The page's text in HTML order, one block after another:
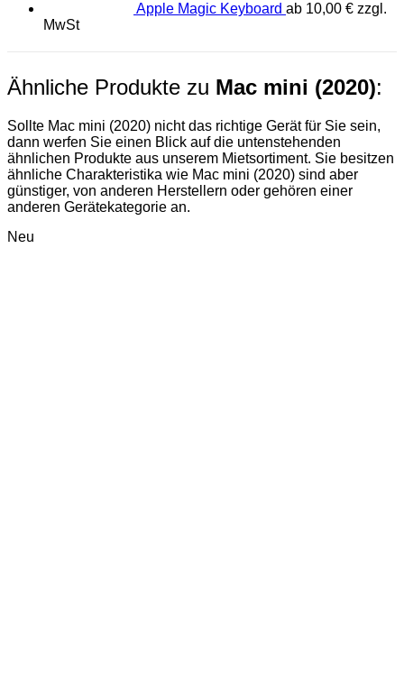
Apple Magic Keyboard ab 10,00 € zzgl.
MwSt
Ähnliche Produkte zu Mac mini (2020):
Sollte Mac mini (2020) nicht das richtige Gerät für Sie sein,
dann werfen Sie einen Blick auf die untenstehenden
ähnlichen Produkte aus unserem Mietsortiment. Sie besitzen
ähnliche Charakteristika wie Mac mini (2020) sind aber
günstiger, von anderen Herstellern oder gehören einer
anderen Gerätekategorie an.
Neu